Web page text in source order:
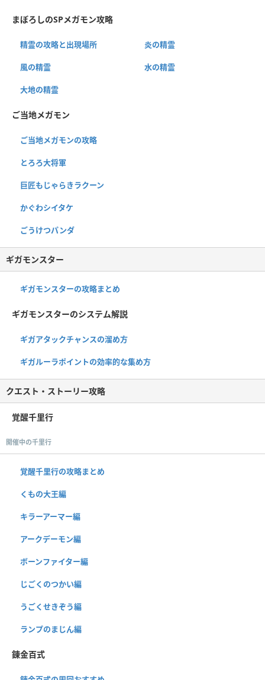
まぼろしのSPメガモン攻略
精霊の攻略と出現場所 炎の精霊
風の精霊 水の精霊
大地の精霊
ご当地メガモン
ご当地メガモンの攻略
とろろ大将軍
巨匠もじゃらきラクーン
かぐわシイタケ
ごうけつパンダ
ギガモンスター
ギガモンスターの攻略まとめ
ギガモンスターのシステム解説
ギガアタックチャンスの溜め方
ギガルーラポイントの効率的な集め方
クエスト・ストーリー攻略
覚醒千里行
開催中の千里行
覚醒千里行の攻略まとめ
くもの大王編
キラーアーマー編
アークデーモン編
ボーンファイター編
じごくのつかい編
うごくせきぞう編
ランプのまじん編
錬金百式